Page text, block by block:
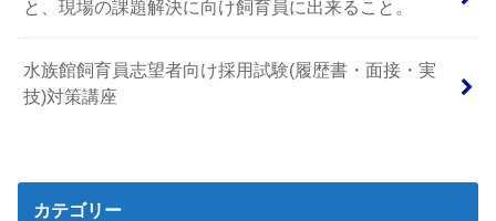
と、現場の課題解決に向け飼育員に出来ること。
水族館飼育員志望者向け採用試験(履歴書・面接・実
技)対策講座
カテゴリー